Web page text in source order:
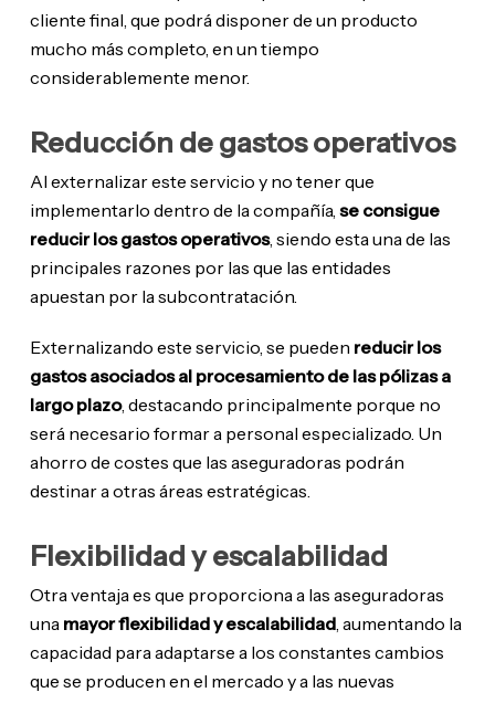
cliente final, que podrá disponer de un producto
mucho más completo, en un tiempo
considerablemente menor.
Reducción de gastos operativos
Al externalizar este servicio y no tener que
implementarlo dentro de la compañía, se consigue
reducir los gastos operativos, siendo esta una de las
principales razones por las que las entidades
apuestan por la subcontratación.
Externalizando este servicio, se pueden reducir los
gastos asociados al procesamiento de las pólizas a
largo plazo, destacando principalmente porque no
será necesario formar a personal especializado. Un
ahorro de costes que las aseguradoras podrán
destinar a otras áreas estratégicas.
Flexibilidad y escalabilidad
Otra ventaja es que proporciona a las aseguradoras
una mayor flexibilidad y escalabilidad, aumentando la
capacidad para adaptarse a los constantes cambios
que se producen en el mercado y a las nuevas